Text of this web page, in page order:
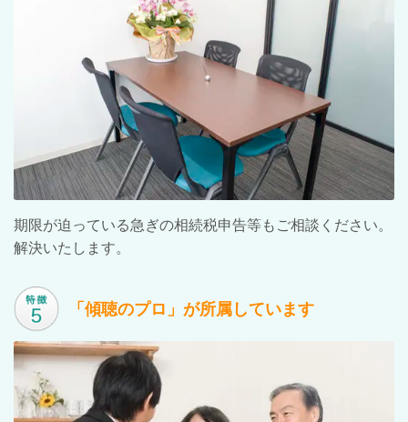
期限が迫っている急ぎの相続税申告等もご相談ください。
解決いたします。
「傾聴のプロ」が所属しています